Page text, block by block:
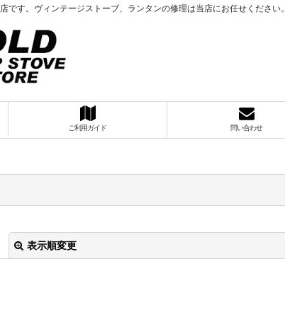
す。ヴィンテージストーブ、ランタンの修理は当店にお任せください。
ご利用ガイド 問い合わせ
表示順変更